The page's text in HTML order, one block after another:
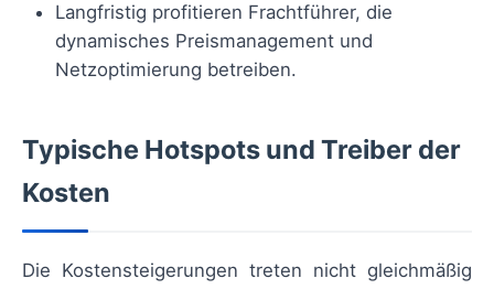
Langfristig profitieren Frachtführer, die
dynamisches Preismanagement und
Netzoptimierung betreiben.
Typische Hotspots und Treiber der
Kosten
Die Kostensteigerungen treten nicht gleichmäßig